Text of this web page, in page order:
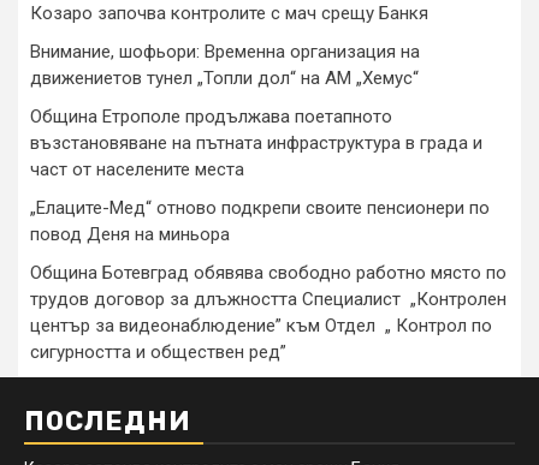
Козаро започва контролите с мач срещу Банкя
Внимание, шофьори: Временна организация на
движениетов тунел „Топли дол“ на АМ „Хемус“
Община Етрополе продължава поетапното
възстановяване на пътната инфраструктура в града и
част от населените места
„Елаците-Мед“ отново подкрепи своите пенсионери по
повод Деня на миньора
Община Ботевград обявява свободно работно място по
трудов договор за длъжността Специалист „Контролен
център за видеонаблюдение” към Отдел „ Контрол по
сигурността и обществен ред”
ПОСЛЕДНИ